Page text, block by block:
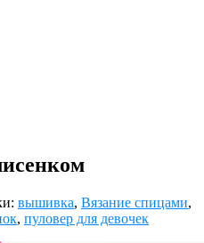
вышивка, Вязание спицами,
, пуловер для девочек